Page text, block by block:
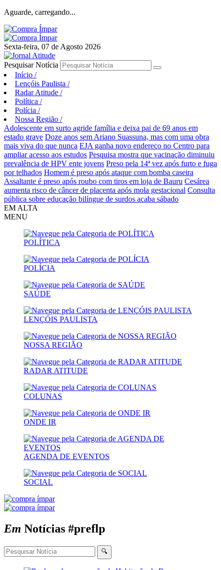
Aguarde, carregando...
Sexta-feira, 07 de Agosto 2026
Pesquisar Notícia
Início /
Lençóis Paulista /
Radar Atitude /
Política /
Polícia /
Nossa Região /
Adolescente em surto agride família e deixa pai de 69 anos em
estado grave Doze anos sem Ariano Suassuna, mas com uma obra
mais viva do que nunca EJA ganha novo endereço no Centro para
ampliar acesso aos estudos Pesquisa mostra que vacinação diminuiu
prevalência de HPV ente jovens Preso pela 14ª vez após furto e fuga
por telhados Homem é preso após ataque com bomba caseira
Assaltante é preso após roubo com tiros em loja de Bauru Cesárea
aumenta risco de câncer de placenta após mola gestacional Consulta
pública sobre educação bilíngue de surdos acaba sábado
EM ALTA
MENU
POLÍTICA
POLÍCIA
SAÚDE
LENÇÓIS PAULISTA
NOSSA REGIÃO
RADAR ATITUDE
COLUNAS
ONDE IR
AGENDA DE EVENTOS
SOCIAL
Em Notícias #preflp
🔍